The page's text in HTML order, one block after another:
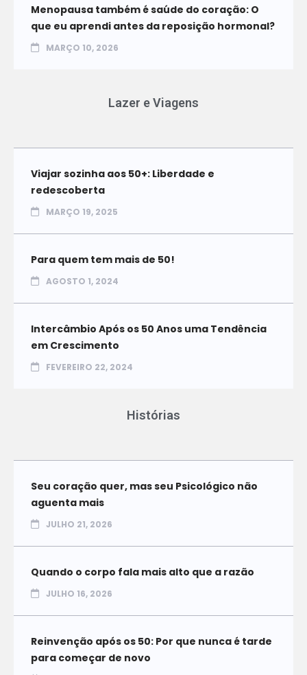
Menopausa também é saúde do coração: O
que eu aprendi antes da reposição hormonal?
MARÇO 10, 2026
Lazer e Viagens
Viajar sozinha aos 50+: Liberdade e
redescoberta
MARÇO 19, 2025
Para quem tem mais de 50!
AGOSTO 1, 2024
Intercâmbio Após os 50 Anos uma Tendência
em Crescimento
FEVEREIRO 22, 2024
Histórias
Seu coração quer, mas seu Psicológico não
aguenta mais
JULHO 21, 2026
Quando o corpo fala mais alto que a razão
JULHO 16, 2026
Reinvenção após os 50: Por que nunca é tarde
para começar de novo